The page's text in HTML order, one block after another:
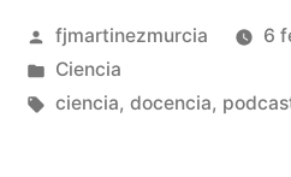
–
Episodio
Publicado
por
fjmartinezmurcia
6
Publicado
en
Ciencia
Etiquetas:
ciencia, docencia,